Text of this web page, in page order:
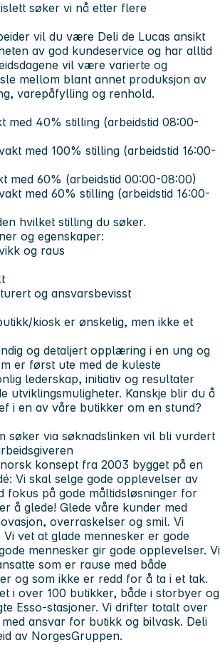
søker vi nå etter flere
vil du være Deli de Lucas ansikt
av god kundeservice og har alltid
vil være varierte og
mellom blant annet produksjon av
varepåfylling og renhold.
med 40% stilling (arbeidstid 08:00-
med 100% stilling (arbeidstid 16:00-
med 60% (arbeidstid 00:00-08:00)
med 60% stilling (arbeidstid 16:00-
hvilket stilling du søker.
og egenskaper:
og raus
og ansvarsbevisst
kiosk er ønskelig, men ikke et
og detaljert opplæring i en ung og
er først ute med de kuleste
lederskap, initiativ og resultater
utviklingsmuligheter. Kanskje blir du å
i en av våre butikker om en stund?
søker via søknadslinken vil bli vurdert
konsept fra 2003 bygget på en
Vi skal selge gode opplevelser av
fokus på gode måltidsløsninger for
å glede! Glede våre kunder med
overraskelser og smil. Vi
vet at glade mennesker er gode
mennesker gir gode opplevelser. Vi
som er rause med både
og som ikke er redd for å ta i et tak.
i over 100 butikker, både i storbyer og
Esso-stasjoner. Vi drifter totalt over
ansvar for butikk og bilvask. Deli
av NorgesGruppen.